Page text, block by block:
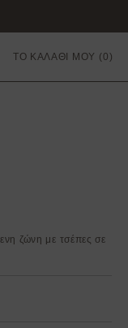
ΤΟ ΚΑΛΑΘΙ ΜΟΥ
ζώνη με τσέπες σε